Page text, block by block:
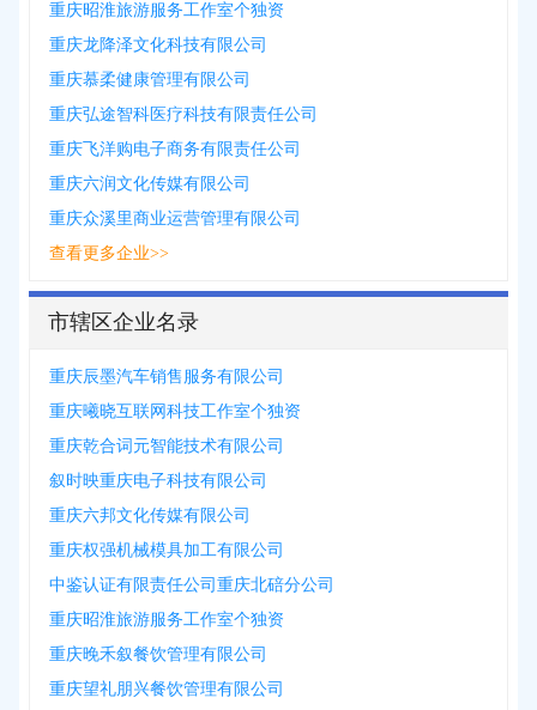
重庆昭淮旅游服务工作室个独资
重庆龙降泽文化科技有限公司
重庆慕柔健康管理有限公司
重庆弘途智科医疗科技有限责任公司
重庆飞洋购电子商务有限责任公司
重庆六润文化传媒有限公司
重庆众溪里商业运营管理有限公司
查看更多企业>>
市辖区企业名录
重庆辰墨汽车销售服务有限公司
重庆曦晓互联网科技工作室个独资
重庆乾合词元智能技术有限公司
叙时映重庆电子科技有限公司
重庆六邦文化传媒有限公司
重庆权强机械模具加工有限公司
中鉴认证有限责任公司重庆北碚分公司
重庆昭淮旅游服务工作室个独资
重庆晚禾叙餐饮管理有限公司
重庆望礼朋兴餐饮管理有限公司